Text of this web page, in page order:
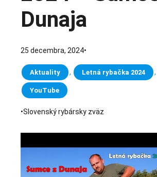
Dunaja
25 decembra, 2024•
Aktuality , Letná rybačka 2024 ,
YouTube
•Slovenský rybársky zväz